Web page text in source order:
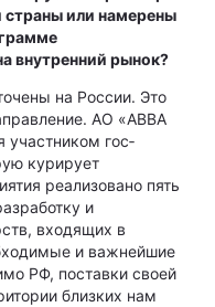
страны или намерены
внутренний рынок?
на России. Это
АО «АВВА
участником гос­
курирует
реализовано пять
и
входящих в
и важнейшие
РФ, поставки своей
близких нам